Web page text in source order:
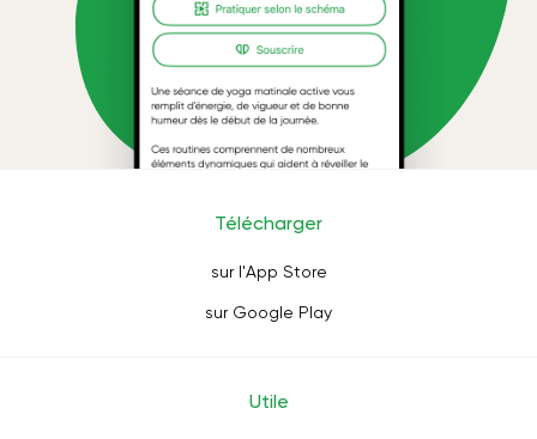
Télécharger
sur l'App Store
sur Google Play
Utile